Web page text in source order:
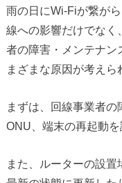
雨の日にWi-Fiが繋が
線への影響だけでなく
者の障害・メンテナン
まざまな原因が考えら
まずは、回線事業者
ONU、端末の再起動を
また、ルーターの設